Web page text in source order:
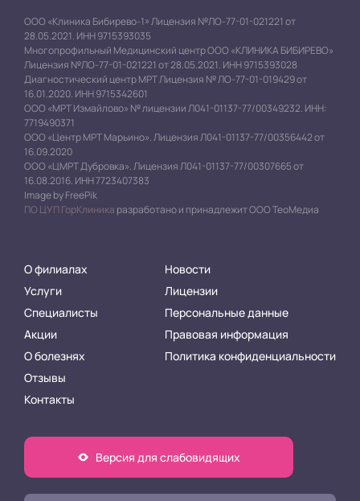
ООО «Клиника Бибирево-1» Лицензия №ЛО-77-01-021221 от
28.05.2021. ИНН 9715393035
Многопрофильный Медицинский центр ООО «КЛИНИКА БИБИРЕВО»
Лицензия №ЛО-77-01-021221 от 28.05.2021. ИНН 9715393028
Диагностический центр МРТ Лицензия № ЛО-77-01-019429 от
16.01.2020. ИНН 9715342601
ООО «МРТ Измайлово» № лицензии Л041-01137-77/00349232. ИНН:
7719490371
ООО «Центр МРТ Марьино». Лицензия Л041-01137-77/00356442 от
16.09.2020
ООО «ЦМРТ Дубровка». Лицензия Л041-01137-77/00307665 от
16.08.2016. ИНН 7723407383
Image by FreePik
ПО ЦУП ГорКлиника разработано и принадлежит ООО ТеоМедиа
О филиалах
Услуги
Специалисты
Акции
О болезнях
Отзывы
Контакты
Новости
Лицензии
Персональные данные
Правовая информация
Политика конфиденциальности
Версия для слабовидящих